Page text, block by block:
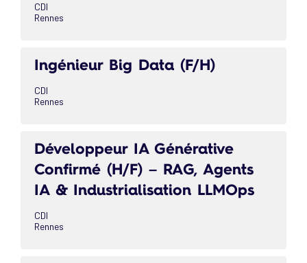
CDI
Rennes
Ingénieur Big Data (F/H)
CDI
Rennes
Développeur IA Générative
Confirmé (H/F) – RAG, Agents
IA & Industrialisation LLMOps
CDI
Rennes